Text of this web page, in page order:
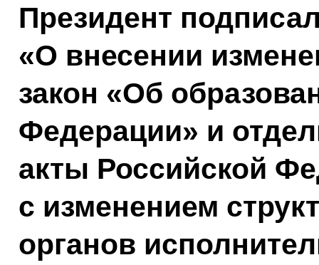
Президент
«О внесении
закон «Об
Федерации» и
акты Российской
с изменением
органов